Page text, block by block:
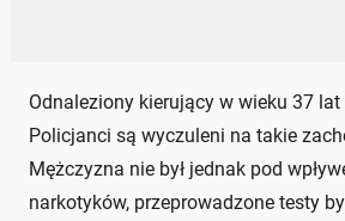
Odnaleziony kierujący w wieku 37 lat
Policjanci są wyczuleni na takie
Mężczyzna nie był jednak pod
narkotyków, przeprowadzone testy